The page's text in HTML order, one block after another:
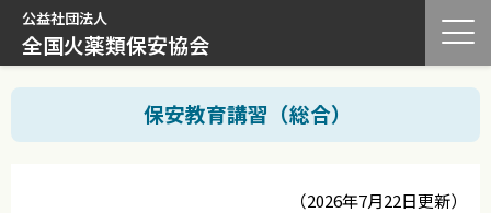
公益社団法人
全国火薬類保安協会
保安教育講習（総合）
（2026年7月22日更新）